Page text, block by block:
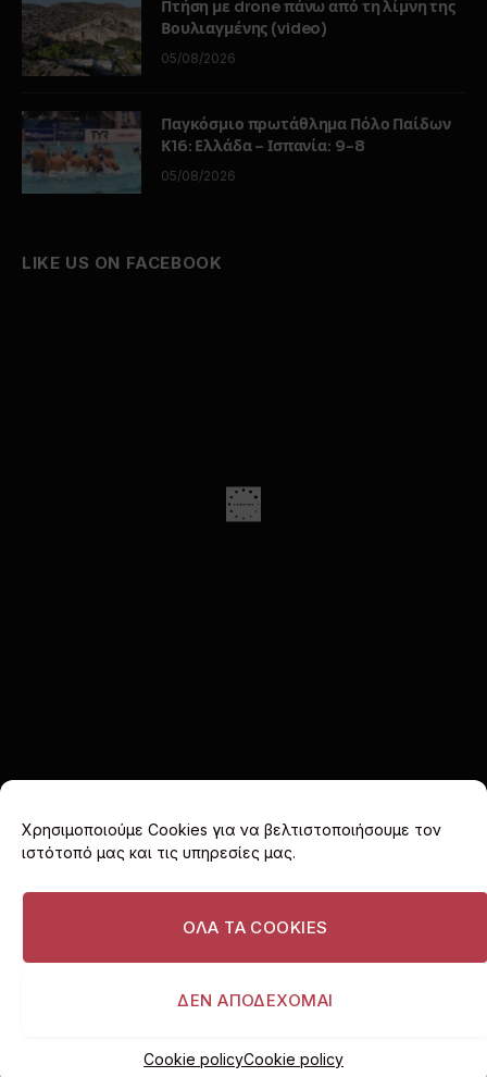
Χρησιμοποιούμε Cookies για να βελτιστοποιήσουμε τον
ιστότοπό μας και τις υπηρεσίες μας.
ΟΛΑ ΤΑ COOKIES
ΔΕΝ ΑΠΟΔΕΧΟΜΑΙ
Cookie policyCookie policy
Πτήση με drone πάνω από τη λίμνη της
Βουλιαγμένης (video)
05/08/2026
Παγκόσμιο πρωτάθλημα Πόλο Παίδων
Κ16: Ελλάδα – Ισπανία: 9-8
05/08/2026
LIKE US ON FACEBOOK
(Twitter)
COOKIE POLICY (EU)
ΠΟΛΙΤΙΚΗ ΑΠΟΡΡΗΤΟΥ
ΔΙΑΦΗΜΙΣΤΕΙΤΕ